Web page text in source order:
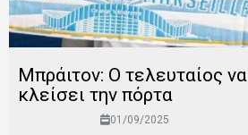
Μπράιτον: Ο τελευταίος να
κλείσει την πόρτα
01/09/2025